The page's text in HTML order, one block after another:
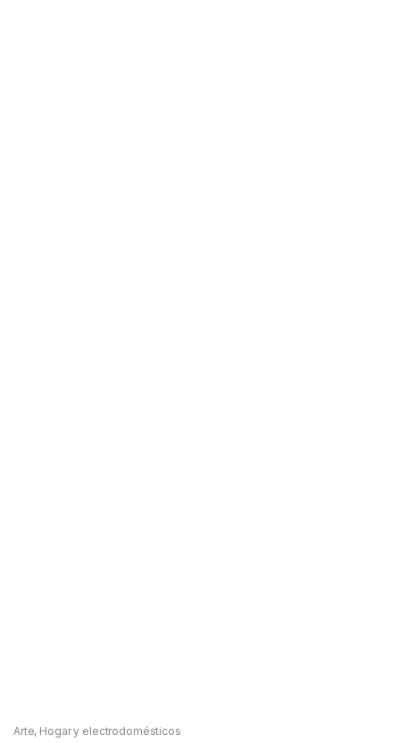
Arte, Hogar y electrodomésticos